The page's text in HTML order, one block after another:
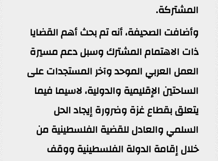
المشتركة.
وأضافت الصحيفة، أنه تم بحث أهم القضايا
ذات الاهتمام المشترك وسبل دعم مسيرة
العمل العربي الموحد وآخر المستجدات على
الساحتين الإقليمية والدولية، لاسيما فيما
يتعلق بقطاع غزة وضرورة إيجاد الحل
السلمي والعادل للقضية الفلسطينية من
خلال إقامة الدولة الفلسطينية ووقف